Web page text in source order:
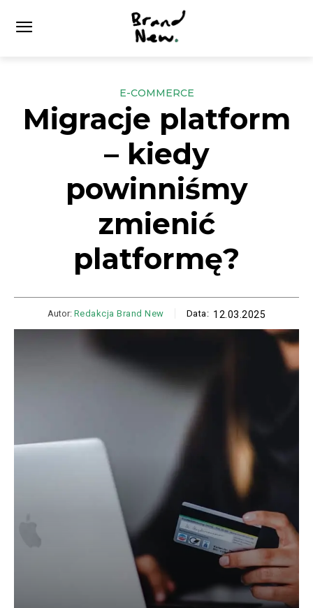
E-COMMERCE
Migracje platform
– kiedy
powinniśmy
zmienić
platformę?
Autor: Redakcja Brand New Data: 12.03.2025